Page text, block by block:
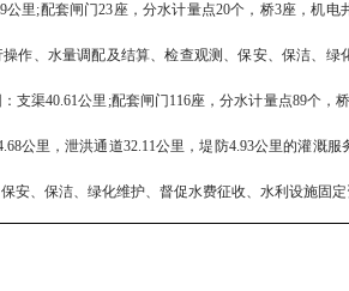
公里;配套闸门23座，分水计量点20个，桥3座，机电
作、水量调配及结算、检查观测、保安、保洁、
支渠40.61公里 ;配套闸门116座，分水计量点89个，
公里，泄洪通道32.11公里，堤防4.93公里的灌溉服
安、保洁、绿化维护、督促水费征收、水利设施固定